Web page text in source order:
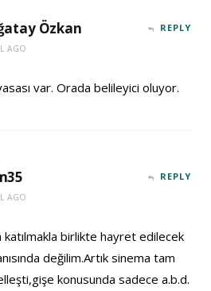
Özkan
AGO
REPLY
var. Orada belileyici oluyor.
AGO
REPLY
katılmakla birlikte hayret edilecek
değilim.Artık sinema tam
konusunda sadece a.b.d.